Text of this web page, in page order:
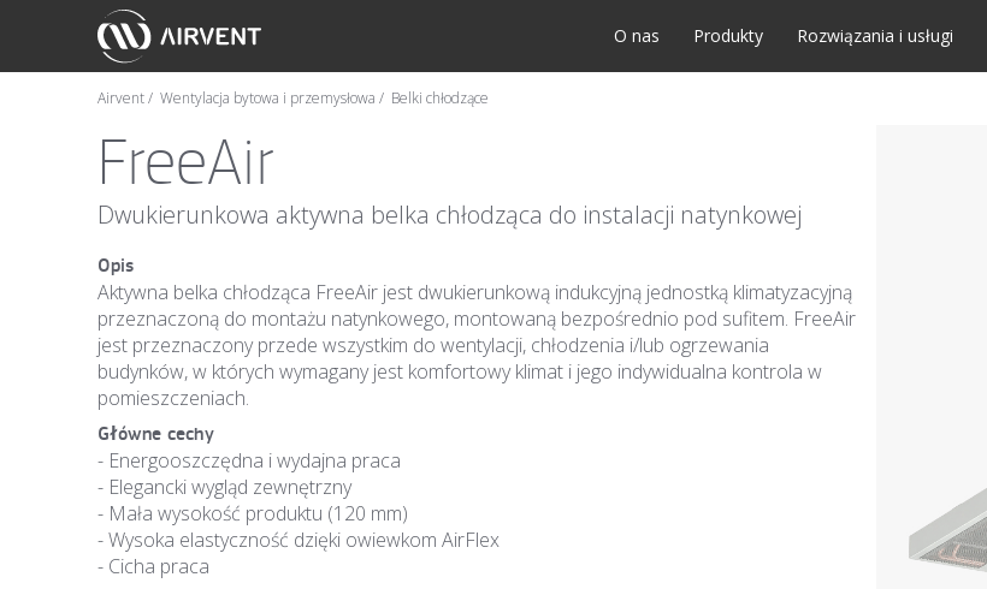
O nas Produkty Rozwiązania i usługi
Airvent Wentylacja bytowa i przemysłowa Belki chłodzące
FreeAir
Dwukierunkowa aktywna belka chłodząca do instalacji natynkowej
Opis
Aktywna belka chłodząca FreeAir jest dwukierunkową indukcyjną jednostką klimatyzacyjną
przeznaczoną do montażu natynkowego, montowaną bezpośrednio pod sufitem. FreeAir
jest przeznaczony przede wszystkim do wentylacji, chłodzenia i/lub ogrzewania
budynków, w których wymagany jest komfortowy klimat i jego indywidualna kontrola w
pomieszczeniach.
Główne cechy
- Energooszczędna i wydajna praca
- Elegancki wygląd zewnętrzny
- Mała wysokość produktu (120 mm)
- Wysoka elastyczność dzięki owiewkom AirFlex
- Cicha praca